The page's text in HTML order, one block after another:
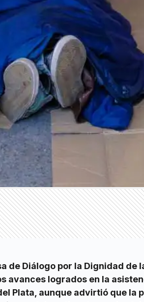
de Diálogo por la Dignidad de
avances logrados en la
Plata, aunque advirtió que la